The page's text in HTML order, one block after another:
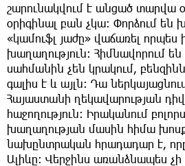
շարունակվում է անցած տարվա
օրիգինալ բան չկա։ Փորձում են
«կամուֆլ յաժը» վաճառել որպես
խաղաղություն։ Հիմնավորում
սահմանին չեն կրակում,
գալիս է և այլն։ Դա
Հայաստանի ղեկավարության
հաջողություն։ Իրականում
խաղաղության մասին հիմա
նախընտրական հրադադար է,
Ալիևը։ Վերջինս առանձնապես չի